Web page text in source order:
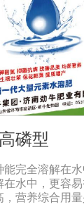
磷型
完全溶解在
水中，更容易
营养综合用